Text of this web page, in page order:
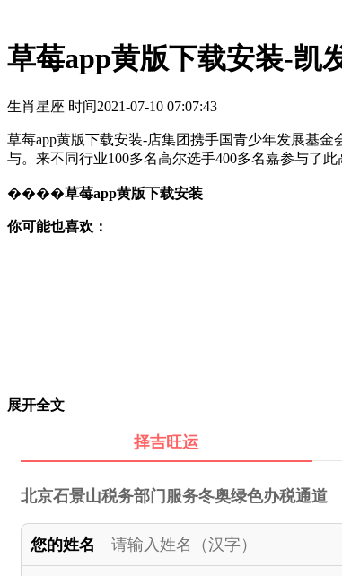
草莓app黄版下载安装-凯
生肖星座 时间2021-07-10 07:07:43
草莓app黄版下载安装-店集团携手国青少年发展基
与。来不同行业100多名高尔选手400多名嘉参与了
����草莓app黄版下载安装
你可能也喜欢：
展开全文
择吉旺运
北京石景山税务部门服务冬奥绿色办税通道
您的姓名